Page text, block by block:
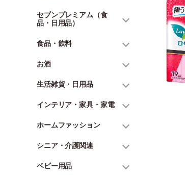
セブンプレミアム（食
品・日用品）
食品・飲料
お酒
生活雑貨・日用品
インテリア・家具・家電
ホームファッション
シニア・介護関連
ベビー用品